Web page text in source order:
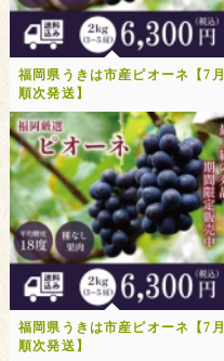
福岡県うきは市産ピオーネ【7月
順次発送】
福岡県うきは市産ピオーネ【7月
順次発送】